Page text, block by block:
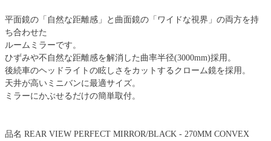
平面鏡の「自然な距離感」と曲面鏡の「ワイドな視界」の両方を持
ち合わせた
ルームミラーです。
ひずみや不自然な距離感を解消した曲率半径(3000mm)採用。
後続車のヘッドライトの眩しさをカットするクローム鏡を採用。
天井が高いミニバンに最適サイズ。
ミラーにかぶせるだけの簡単取付。
品名 REAR VIEW PERFECT MIRROR/BLACK - 270MM CONVEX